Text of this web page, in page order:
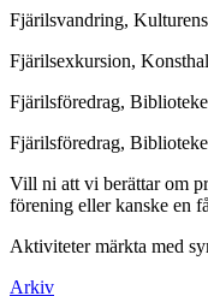
Fjärilsvandring,
Fjärilsexkursion,
Fjärilsföredrag,
Fjärilsföredrag,
Vill ni att vi berättar om
förening eller kanske en
Aktiviteter märkta med
Arkiv